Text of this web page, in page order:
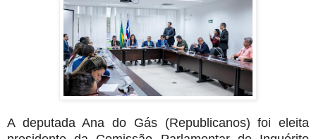
A deputada Ana do Gás (Republicanos) foi eleita